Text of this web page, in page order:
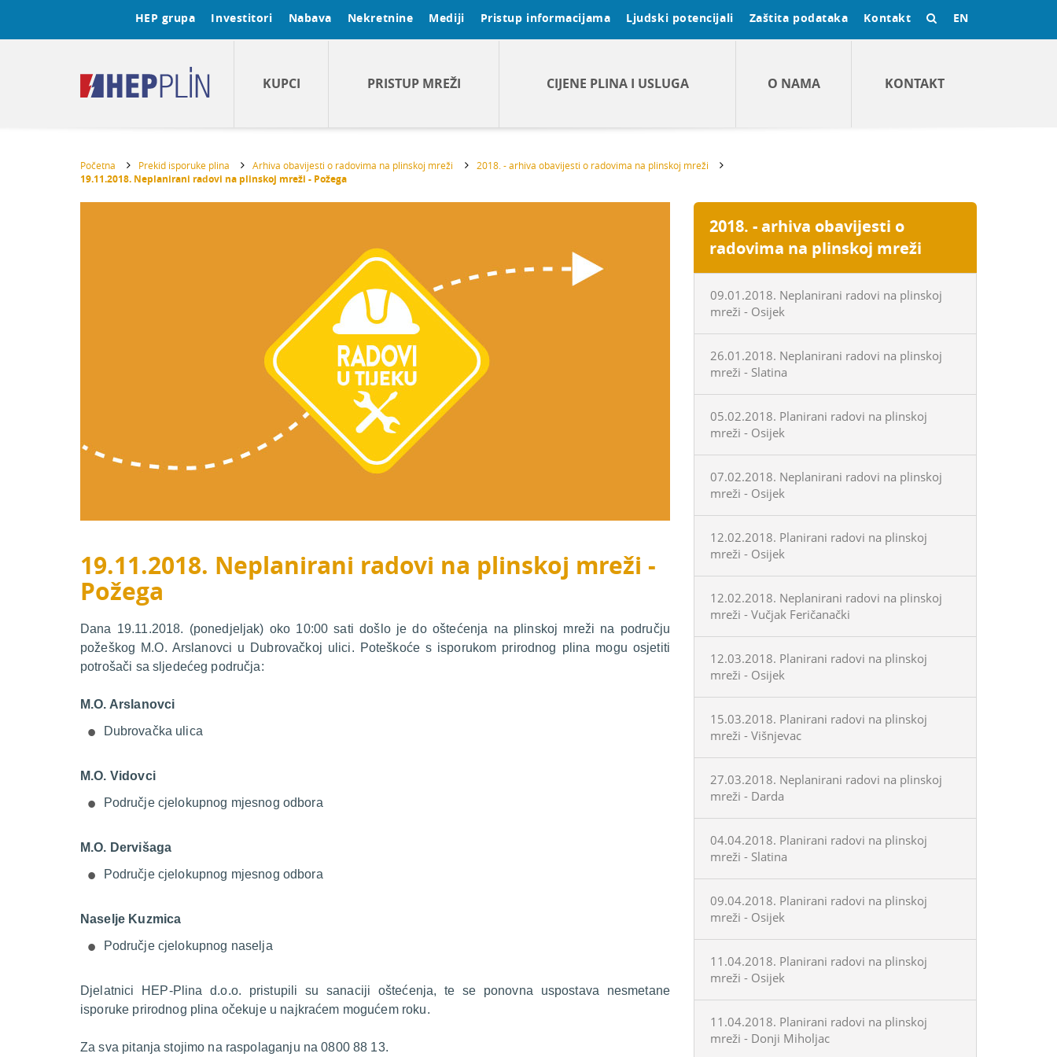
HEP grupa Investitori Nabava Nekretnine Mediji Pristup informacijama Ljudski potencijali Zaštita podataka Kontakt EN
KUPCI PRISTUP MREŽI CIJENE PLINA I USLUGA O NAMA KONTAKT
Početna Prekid isporuke plina Arhiva obavijesti o radovima na plinskoj mreži 2018. - arhiva obavijesti o radovima na plinskoj mreži
19.11.2018. Neplanirani radovi na plinskoj mreži - Požega
19.11.2018. Neplanirani radovi na plinskoj mreži -
Požega
Dana 19.11.2018. (ponedjeljak) oko 10:00 sati došlo je do oštećenja na plinskoj mreži na području
požeškog M.O. Arslanovci u Dubrovačkoj ulici. Poteškoće s isporukom prirodnog plina mogu osjetiti
potrošači sa sljedećeg područja:
M.O. Arslanovci
Dubrovačka ulica
M.O. Vidovci
Područje cjelokupnog mjesnog odbora
M.O. Dervišaga
Područje cjelokupnog mjesnog odbora
Naselje Kuzmica
Područje cjelokupnog naselja
Djelatnici HEP-Plina d.o.o. pristupili su sanaciji oštećenja, te se ponovna uspostava nesmetane
isporuke prirodnog plina očekuje u najkraćem mogućem roku.
Za sva pitanja stojimo na raspolaganju na 0800 88 13.
2018. - arhiva obavijesti o
radovima na plinskoj mreži
09.01.2018. Neplanirani radovi na plinskoj
mreži - Osijek
26.01.2018. Neplanirani radovi na plinskoj
mreži - Slatina
05.02.2018. Planirani radovi na plinskoj
mreži - Osijek
07.02.2018. Neplanirani radovi na plinskoj
mreži - Osijek
12.02.2018. Planirani radovi na plinskoj
mreži - Osijek
12.02.2018. Neplanirani radovi na plinskoj
mreži - Vučjak Feričanački
12.03.2018. Planirani radovi na plinskoj
mreži - Osijek
15.03.2018. Planirani radovi na plinskoj
mreži - Višnjevac
27.03.2018. Neplanirani radovi na plinskoj
mreži - Darda
04.04.2018. Planirani radovi na plinskoj
mreži - Slatina
09.04.2018. Planirani radovi na plinskoj
mreži - Osijek
11.04.2018. Planirani radovi na plinskoj
mreži - Osijek
11.04.2018. Planirani radovi na plinskoj
mreži - Donji Miholjac